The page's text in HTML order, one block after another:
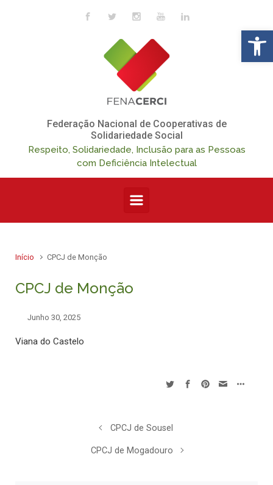
Skip to main content
Federação Nacional de Cooperativas de
Solidariedade Social
Respeito, Solidariedade, Inclusão para as Pessoas
com Deficiência Intelectual
Início CPCJ de Monção
CPCJ de Monção
Junho 30, 2025
Viana do Castelo
CPCJ de Sousel
CPCJ de Mogadouro